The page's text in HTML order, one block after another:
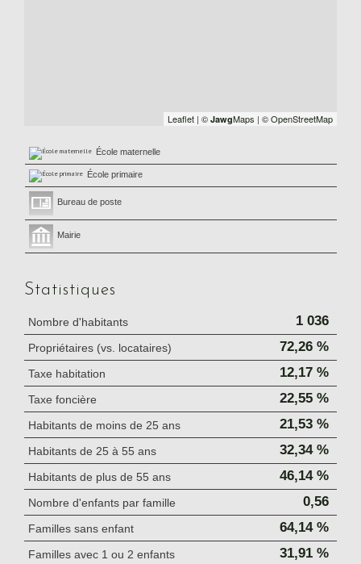
Leaflet | © JawgMaps | © OpenStreetMap
École maternelle
École primaire
Bureau de poste
Mairie
Statistiques
Nombre d'habitants 1 036
Propriétaires (vs. locataires) 72,26 %
Taxe habitation 12,17 %
Taxe foncière 22,55 %
Habitants de moins de 25 ans 21,53 %
Habitants de 25 à 55 ans 32,34 %
Habitants de plus de 55 ans 46,14 %
Nombre d'enfants par famille 0,56
Familles sans enfant 64,14 %
Familles avec 1 ou 2 enfants 31,91 %